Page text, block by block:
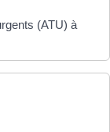
(ATU) à